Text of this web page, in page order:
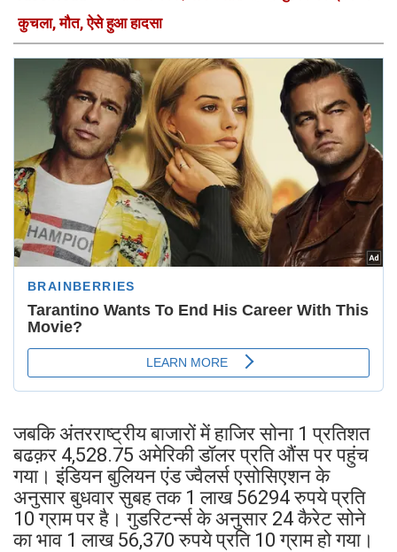
कुचला, मौत, ऐसे हुआ हादसा
जबकि अंतरराष्ट्रीय बाजारों में हाजिर सोना 1 प्रतिशत
बढक़र 4,528.75 अमेरिकी डॉलर प्रति औंस पर पहुंच
गया। इंडियन बुलियन एंड ज्वैलर्स एसोसिएशन के
अनुसार बुधवार सुबह तक 1 लाख 56294 रुपये प्रति
10 ग्राम पर है। गुडरिटर्न्स के अनुसार 24 कैरेट सोने
का भाव 1 लाख 56,370 रुपये प्रति 10 ग्राम हो गया।